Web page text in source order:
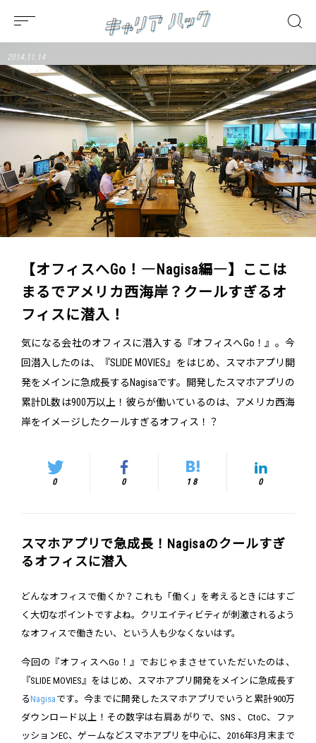
2014.11.14
【オフィスへGo！―Nagisa編―】ここは
まるでアメリカ西海岸？クールすぎるオ
フィスに潜入！
気になる会社のオフィスに潜入する『オフィスへGo！』。今
回潜入したのは、『SLIDE MOVIES』をはじめ、スマホアプリ開
発をメインに急成長するNagisaです。開発したスマホアプリの
累計DL数は900万以上！彼らが働いているのは、アメリカ西海
岸をイメージしたクールすぎるオフィス！？
0 0 18 0
スマホアプリで急成長！Nagisaのクールすぎ
るオフィスに潜入
どんなオフィスで働くか？これも「働く」を考えるときにはすご
く大切なポイントですよね。クリエイティビティが刺激されるよう
なオフィスで働きたい、という人も少なくないはず。
今回の『オフィスへGo！』でおじゃまさせていただいたのは、
『SLIDE MOVIES』をはじめ、スマホアプリ開発をメインに急成長す
るNagisa です。今までに開発したスマホアプリでいうと累計900万
ダウンロード以上！その数字は右肩あがりで、SNS 、CtoC、ファ
ッションEC、ゲームなどスマホアプリを中心に、2016年3月末まで